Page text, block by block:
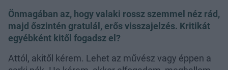
Önmagában az, hogy valaki rossz szemmel néz rád,
majd őszintén gratulál, erős visszajelzés. Kritikát
egyébként kitől fogadsz el?
Attól, akitől kérem. Lehet az művész vagy éppen a